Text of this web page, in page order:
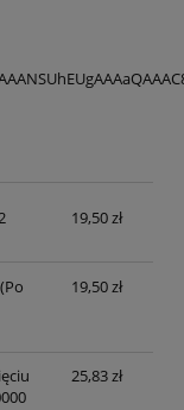
19,50 zł
19,50 zł
25,83 zł